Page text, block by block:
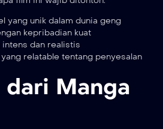
yang unik dalam dunia geng
kepribadian kuat
intens dan realistis
relatable tentang penyesalan
Manga